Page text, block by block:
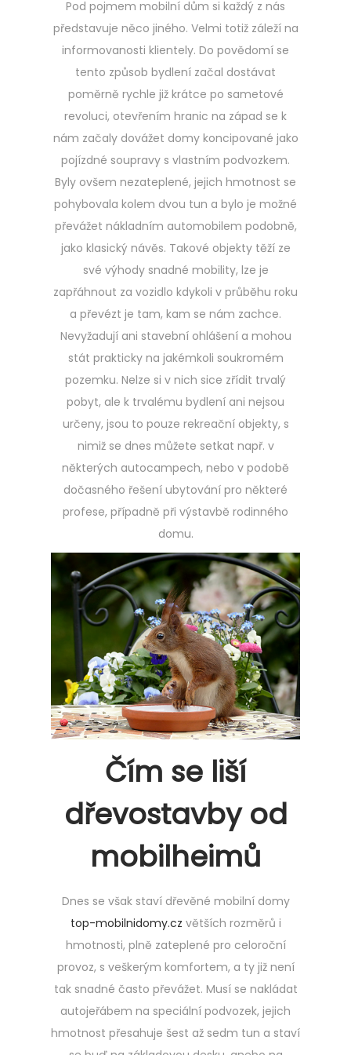
Pod pojmem mobilní dům si každý z nás
představuje něco jiného. Velmi totiž záleží na
informovanosti klientely. Do povědomí se
tento způsob bydlení začal dostávat
poměrně rychle již krátce po sametové
revoluci, otevřením hranic na západ se k
nám začaly dovážet domy koncipované jako
pojízdné soupravy s vlastním podvozkem.
Byly ovšem nezateplené, jejich hmotnost se
pohybovala kolem dvou tun a bylo je možné
převážet nákladním automobilem podobně,
jako klasický návěs. Takové objekty těží ze
své výhody snadné mobility, lze je
zapřáhnout za vozidlo kdykoli v průběhu roku
a převézt je tam, kam se nám zachce.
Nevyžadují ani stavební ohlášení a mohou
stát prakticky na jakémkoli soukromém
pozemku. Nelze si v nich sice zřídit trvalý
pobyt, ale k trvalému bydlení ani nejsou
určeny, jsou to pouze rekreační objekty, s
nimiž se dnes můžete setkat např. v
některých autocampech, nebo v podobě
dočasného řešení ubytování pro některé
profese, případně při výstavbě rodinného
domu.
Čím se liší
dřevostavby od
mobilheimů
Dnes se však staví dřevěné mobilní domy
top-mobilnidomy.cz větších rozměrů i
hmotnosti, plně zateplené pro celoroční
provoz, s veškerým komfortem, a ty již není
tak snadné často převážet. Musí se nakládat
autojeřábem na speciální podvozek, jejich
hmotnost přesahuje šest až sedm tun a staví